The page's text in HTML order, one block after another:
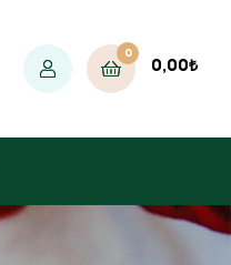
0
0,00₺